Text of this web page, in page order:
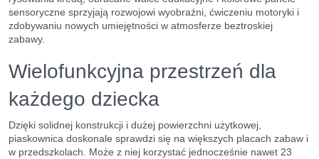
sensoryczne sprzyjają rozwojowi wyobraźni, ćwiczeniu motoryki i
zdobywaniu nowych umiejętności w atmosferze beztroskiej
zabawy.
Wielofunkcyjna przestrzeń dla
każdego dziecka
Dzięki solidnej konstrukcji i dużej powierzchni użytkowej,
piaskownica doskonale sprawdzi się na większych placach zabaw i
w przedszkolach. Może z niej korzystać jednocześnie nawet 23